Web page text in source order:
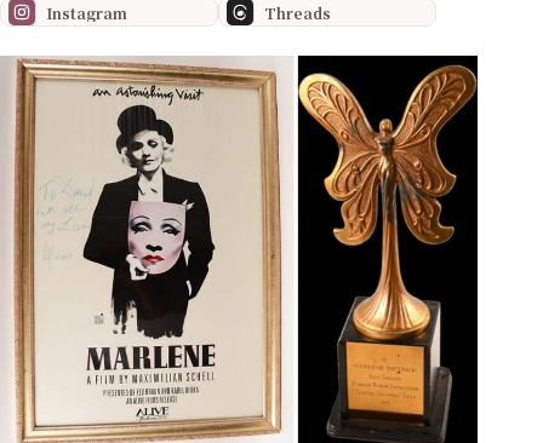
Instagram
Threads